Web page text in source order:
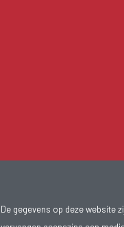
De gegevens op deze website